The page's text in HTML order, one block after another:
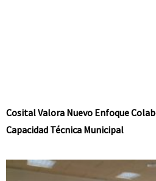
Cosital Valora Nuevo Enfoque
Capacidad Técnica Municipal